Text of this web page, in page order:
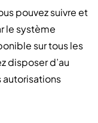
pouvez suivre et
le système
sur tous les
disposer d’au
autorisations